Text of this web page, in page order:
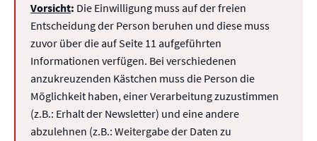
Vorsicht: Die Einwilligung muss auf der freien
Entscheidung der Person beruhen und diese muss
zuvor über die auf Seite 11 aufgeführten
Informationen verfügen. Bei verschiedenen
anzukreuzenden Kästchen muss die Person die
Möglichkeit haben, einer Verarbeitung zuzustimmen
(z.B.: Erhalt der Newsletter) und eine andere
abzulehnen (z.B.: Weitergabe der Daten zu